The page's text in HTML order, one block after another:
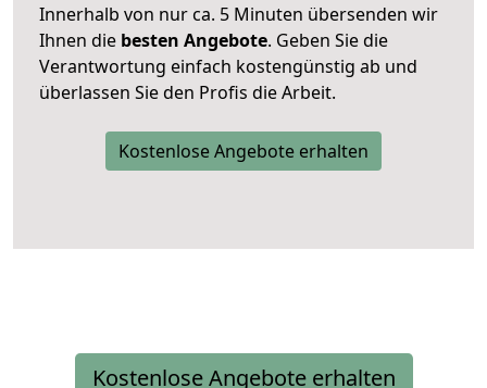
Innerhalb von nur ca. 5 Minuten übersenden wir
Ihnen die besten Angebote. Geben Sie die
Verantwortung einfach kostengünstig ab und
überlassen Sie den Profis die Arbeit.
Kostenlose Angebote erhalten
Kostenlose Angebote erhalten